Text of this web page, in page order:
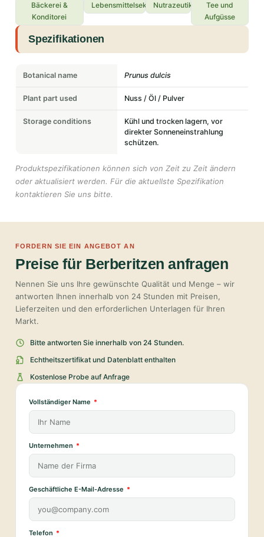
Bäckerei &
Konditorei
LebensmittelsektorNutrazeutika
Tee und
Aufgüsse
Spezifikationen
Botanical name Prunus dulcis
Plant part used Nuss / Öl / Pulver
Storage conditions
Kühl und trocken lagern, vor
direkter Sonneneinstrahlung
schützen.
Produktspezifikationen können sich von Zeit zu Zeit ändern
oder aktualisiert werden. Für die aktuellste Spezifikation
kontaktieren Sie uns bitte.
FORDERN SIE EIN ANGEBOT AN
Preise für Berberitzen anfragen
Nennen Sie uns Ihre gewünschte Qualität und Menge – wir
antworten Ihnen innerhalb von 24 Stunden mit Preisen,
Lieferzeiten und den erforderlichen Unterlagen für Ihren
Markt.
Bitte antworten Sie innerhalb von 24 Stunden.
Echtheitszertifikat und Datenblatt enthalten
Kostenlose Probe auf Anfrage
Vollständiger Name
Unternehmen
Geschäftliche E-Mail-Adresse
Telefon